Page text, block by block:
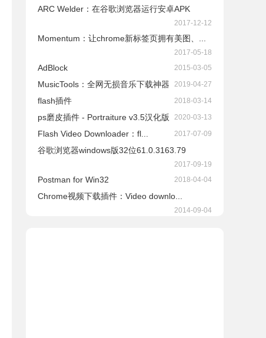
ARC Welder：在谷歌浏览器运行安卓APK
2017-12-12
Momentum：让chrome新标签页拥有美图、...
2017-05-18
AdBlock 2015-03-05
​MusicTools：全网无损音乐下载神器 2019-04-27
flash插件 2018-03-14
ps磨皮插件 - Portraiture v3.5汉化版 2020-03-13
Flash Video Downloader：fl... 2017-07-09
谷歌浏览器windows版32位61.0.3163.79
2017-09-19
Postman for Win32 2018-04-04
Chrome视频下载插件：Video downlo...
2014-09-04